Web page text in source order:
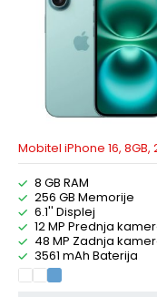
Mobitel iPhone 16, 8GB,
8 GB RAM
256 GB Memorije
6.1'' Displej
12 MP Prednja
48 MP Zadnja
3561 mAh Baterija